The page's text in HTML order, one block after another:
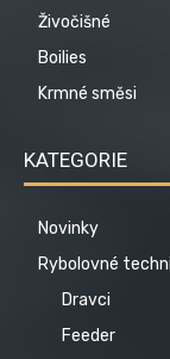
Živočišné
Boilies
Krmné směsi
KATEGORIE
Novinky
Rybolovné
Dravci
Feeder